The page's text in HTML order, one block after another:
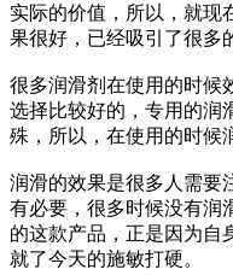
实际的价值，所以，就现
果很好，已经吸引了很多
很多润滑剂在使用的时候
选择比较好的，专用的润
殊，所以，在使用的时候
润滑的效果是很多人需要
有必要，很多时候没有润
的这款产品，正是因为自
就了今天的施敏打硬。